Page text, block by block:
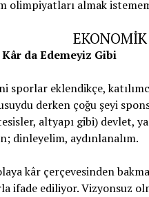
olimpiyatları almak
da Edemeyiz Gibi
sporlar eklendikçe,
derken çoğu şeyi
altyapı gibi) devlet,
dinleyelim, aydınlanalım.
kâr çerçevesinden
ifade ediliyor. Vizyonsuz